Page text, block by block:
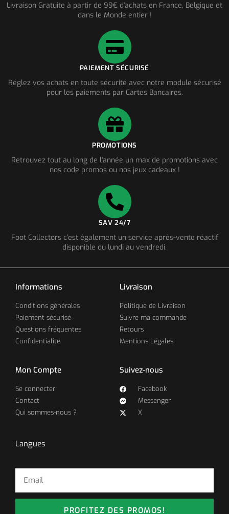
Livraison Gratuite à partir de 99€ d'achats en France, Belgique et
dans le Monde entier !
PAIEMENT SÉCURISÉ
Réglez vos achats en toute sécurité avec notre module sécurisé
pour les paiements par Cartes Bancaires.
PROMOTIONS
Retrouvez tout au long de l'année un max de promotions avec
nos code promos ou nos jeux cadeaux !
SAV 24/7
Foot Collectors c'est également un service après-vente réactif
disponible du lundi au vendredi.
Informations
Conditions générales
Paiement sécurisé
Questions fréquentes
Confidentialité
Livraison
Politique de Livraison
Suivre ma commande
Retours
Mentions Légales
Mon Compte
Se connecter
Contact
Qui sommes-nous ?
Suivez-nous
Facebook
Messenger
X
Langues
PROFITEZ DES PROMOS!